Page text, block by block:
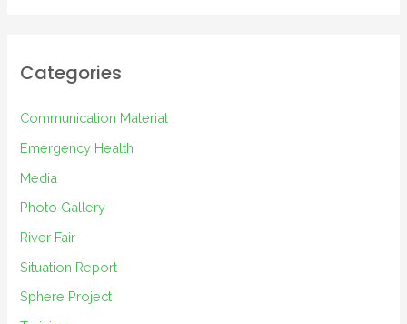
i
e
s
Categories
Communication Material
Emergency Health
Media
Photo Gallery
River Fair
Situation Report
Sphere Project